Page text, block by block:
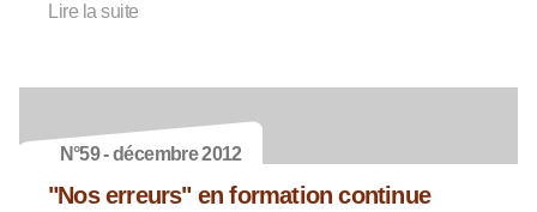
Lire la suite
N°59 - décembre 2012
"Nos erreurs" en formation continue